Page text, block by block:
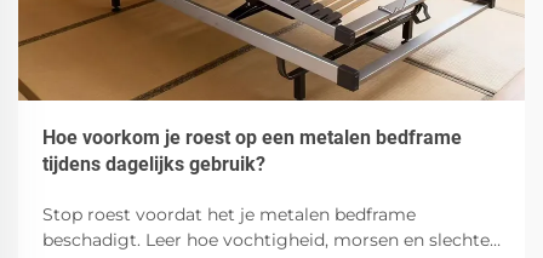
Hoe voorkom je roest op een metalen bedframe
tijdens dagelijks gebruik?
Stop roest voordat het je metalen bedframe
beschadigt. Leer hoe vochtigheid, morsen en slechte